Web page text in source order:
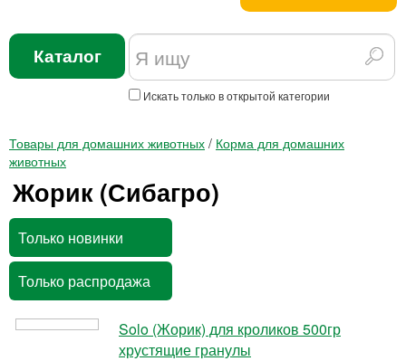
Каталог
Искать только в открытой категории
Товары для домашних животных / Корма для домашних
животных
Жорик (Сибагро)
Только новинки
Только распродажа
Solo (Жорик) для кроликов 500гр
хрустящие гранулы